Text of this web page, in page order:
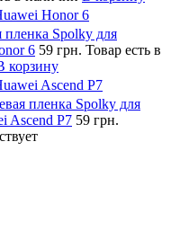
Honor 6
пленка Spolky для
6 59 грн. Товар есть в
корзину
Ascend P7
пленка Spolky для
Ascend P7 59 грн.